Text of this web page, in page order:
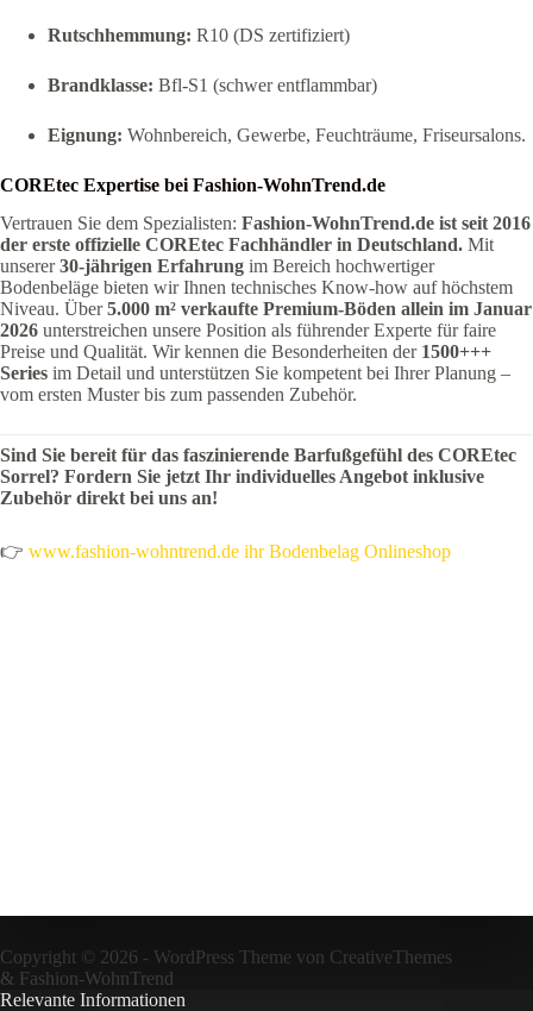
Rutschhemmung: R10 (DS zertifiziert)
Brandklasse: Bfl-S1 (schwer entflammbar)
Eignung: Wohnbereich, Gewerbe, Feuchträume, Friseursalons.
COREtec Expertise bei Fashion-WohnTrend.de
Vertrauen Sie dem Spezialisten: Fashion-WohnTrend.de ist seit 2016
der erste offizielle COREtec Fachhändler in Deutschland. Mit
unserer30-jährigen Erfahrung im Bereich hochwertiger
Bodenbeläge bieten wir Ihnen technisches Know-how auf höchstem
Niveau. Über5.000 m² verkaufte Premium-Böden allein im Januar
2026 unterstreichen unsere Position als führender Experte für faire
Preise und Qualität. Wir kennen die Besonderheiten der 1500+++
Series im Detail und unterstützen Sie kompetent bei Ihrer Planung –
vom ersten Muster bis zum passenden Zubehör.
Sind Sie bereit für das faszinierende Barfußgefühl des COREtec
Sorrel? Fordern Sie jetzt Ihr individuelles Angebot inklusive
Zubehör direkt bei uns an!
👉 www.fashion-wohntrend.de ihr Bodenbelag Onlineshop
Copyright © 2026 - WordPress Theme von CreativeThemes
& Fashion-WohnTrend
Relevante Informationen